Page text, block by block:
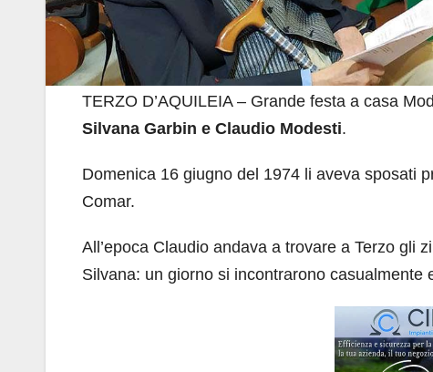
TERZO D’AQUILEIA – Grande festa a casa
Silvana Garbin e Claudio Modesti.
Domenica 16 giugno del 1974 li aveva sposati
Comar.
All’epoca Claudio andava a trovare a Terzo gli
Silvana: un giorno si incontrarono casualmente